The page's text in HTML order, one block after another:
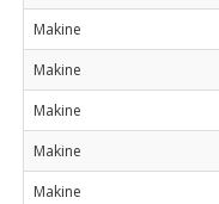
Makine
Makine
Makine
Makine
Makine